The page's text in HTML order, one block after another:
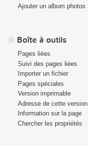
Ajouter un album photos
Boîte à outils
Pages liées
Suivi des pages liées
Importer un fichier
Pages spéciales
Version imprimable
Adresse de cette version
Information sur la page
Chercher les propriétés